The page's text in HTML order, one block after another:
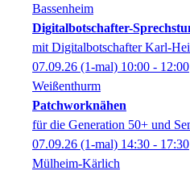
Bassenheim
Digitalbotschafter-
mit Digitalbotschafter Karl-
07.09.26 (1-mal) 10:00 - 12:00
Weißenthurm
Patchworknähen
für die Generation 50+ und
07.09.26 (1-mal) 14:30 - 17:30
Mülheim-Kärlich